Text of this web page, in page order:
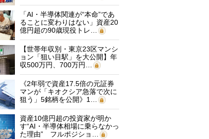
「AI・半導体関連が“本命”であ
ることに変わりはない」資産20
億円超の90歳現役トレ…
【世帯年収別・東京23区マンシ
ョン「狙い目駅」を大公開】年
収500万円、700万円…
《2年弱で資産17.5倍の元証券
マンが「キオクシア急落で次に
狙う」5銘柄を公開》1…
資産10億円超の投資家が明か
す“AI・半導体相場に乗らなかっ
た理由” フルポジショ…